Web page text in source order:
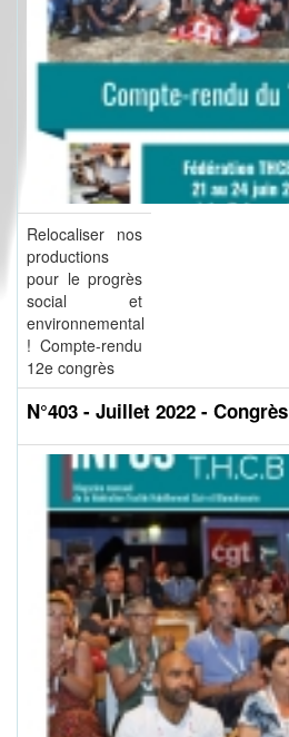
Relocaliser nos
productions
pour le progrès
social et
environnemental
! Compte-rendu
12e congrès
N°403 - Juillet 2022 - Congrès